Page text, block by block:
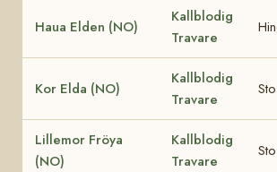
Haua Elden (NO)
Kallblodig
Travare
Kor Elda (NO)
Kallblodig
Travare
Sto
Lillemor Fröya
(NO)
Kallblodig
Travare
Sto